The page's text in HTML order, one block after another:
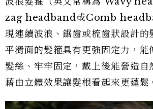
zag headband或Comb
現連續波浪、鋸齒或梳齒狀設計的
平滑面的髮箍具有更強固定力，能
髮絲、牢牢固定，戴上後能營造自
藉由立體效果讓髮根看起來更蓬鬆